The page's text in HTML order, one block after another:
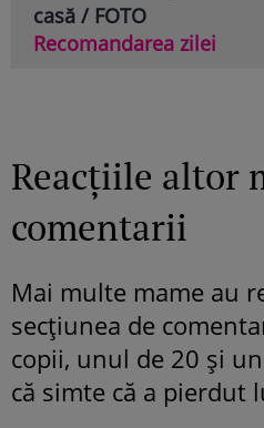
casă / FOTO
Recomandarea zilei
Reacțiile altor
comentarii
Mai multe mame au
secțiunea de
copii, unul de 20 și
că simte că a pierdut